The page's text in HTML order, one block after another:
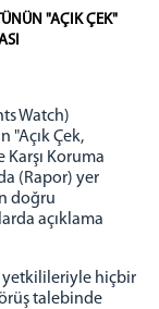
"AÇIK ÇEK"
Watch)
"Açık Çek,
Karşı Koruma
(Rapor) yer
doğru
açıklama
yetkilileriyle hiçbir
talebinde